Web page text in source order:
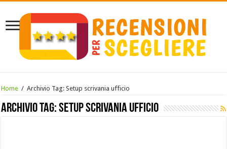
Home / Archivio Tag:Setup scrivania ufficio
Archivio Tag:Setup scrivania ufficio